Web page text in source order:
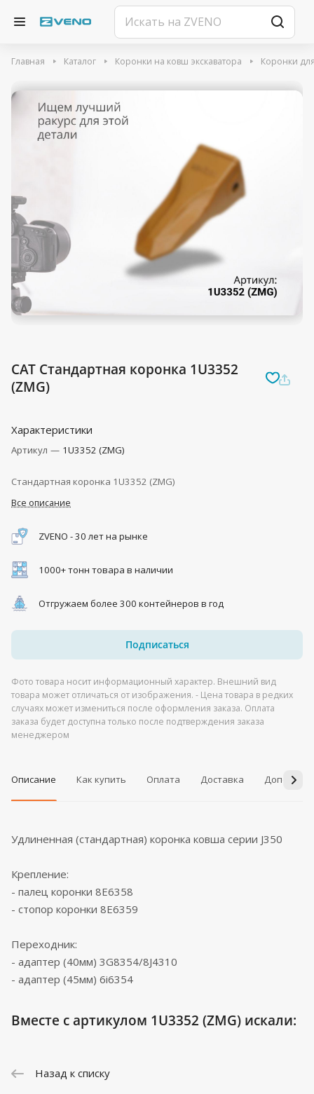
Главная Каталог Коронки на ковш экскаватора Коронки
CAT Стандартная коронка 1U3352
(ZMG)
Характеристики
Артикул — 1U3352 (ZMG)
Стандартная коронка 1U3352 (ZMG)
Все описание
ZVENO - 30 лет на рынке
1000+ тонн товара в наличии
Отгружаем более 300 контейнеров в год
Подписаться
Фото товара носит информационный характер. Внешний вид
товара может отличаться от изображения. - Цена товара в редких
случаях может измениться после оформления заказа. Оплата
заказа будет доступна только после подтверждения заказа
менеджером
Описание Как купить Оплата Доставка
Удлиненная (стандартная) коронка ковша серии J350
Крепление:
- палец коронки 8E6358
- стопор коронки 8E6359
Переходник:
- адаптер (40мм) 3G8354/8J4310
- адаптер (45мм) 6i6354
Вместе с артикулом 1U3352 (ZMG) искали:
Назад к списку